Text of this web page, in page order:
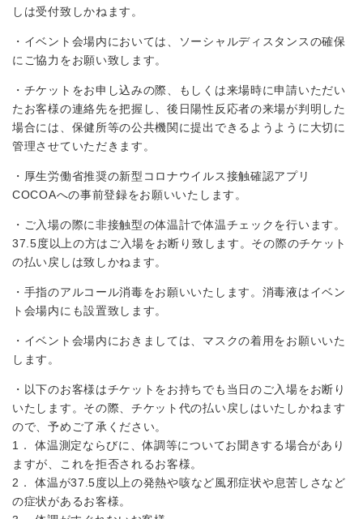
しは受付致しかねます。
・イベント会場内においては、ソーシャルディスタンスの確保
にご協力をお願い致します。
・チケットをお申し込みの際、もしくは来場時に申請いただい
たお客様の連絡先を把握し、後日陽性反応者の来場が判明した
場合には、保健所等の公共機関に提出できるようように大切に
管理させていただきます。
・厚生労働省推奨の新型コロナウイルス接触確認アプリ
COCOAへの事前登録をお願いいたします。
・ご入場の際に非接触型の体温計で体温チェックを行います。
37.5度以上の方はご入場をお断り致します。その際のチケット
の払い戻しは致しかねます。
・手指のアルコール消毒をお願いいたします。消毒液はイベン
ト会場内にも設置致します。
・イベント会場内におきましては、マスクの着用をお願いいた
します。
・以下のお客様はチケットをお持ちでも当日のご入場をお断り
いたします。その際、チケット代の払い戻しはいたしかねます
ので、予めご了承ください。
1． 体温測定ならびに、体調等についてお聞きする場合があり
ますが、これを拒否されるお客様。
2． 体温が37.5度以上の発熱や咳など風邪症状や息苦しさなど
の症状があるお客様。